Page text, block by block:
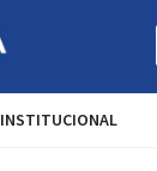
INSTITUCIONAL